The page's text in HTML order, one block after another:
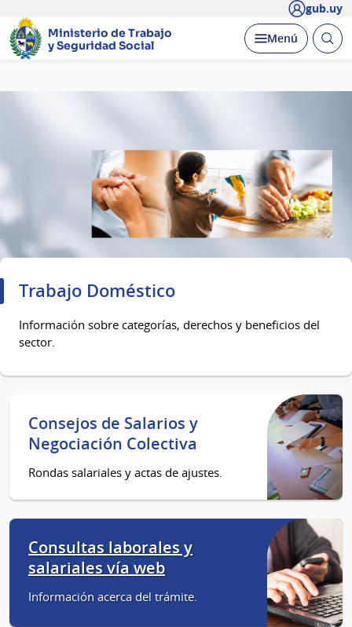
gub.uy
Ministerio de Trabajo
y Seguridad Social
Desplegar
Menú Abrir
Trabajo Doméstico
Información sobre categorías, derechos y beneficios del
sector.
Consejos de Salarios y
Negociación Colectiva
Rondas salariales y actas de ajustes.
Consultas laborales y
salariales vía web
Información acerca del trámite.